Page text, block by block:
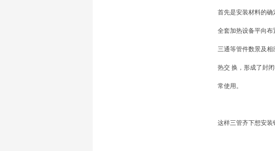
首先是安装材料的
全套加热设备平向布
三通等管件数景及相
热交 换，形成了封
常使用。
这样三管齐下想安装